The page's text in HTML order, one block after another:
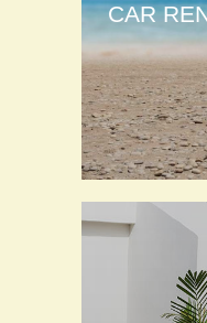
CAR